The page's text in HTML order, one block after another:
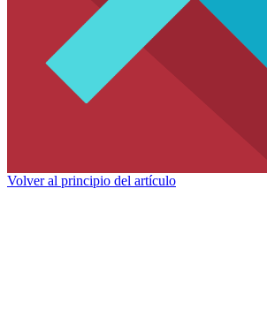
Volver al principio del artículo